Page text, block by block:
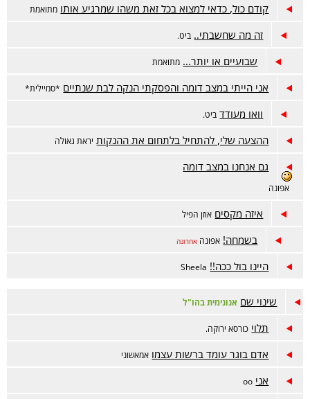
קודם כול, כדאי למצוא בכל זאת משהו שמרגיע אותו מתואמת
זה מה שחשבתי.. ביט.
שבועיים או יותר... מתואמת
אני הייתי במצב דומה והפסקתי הנקה לבת שנתיים *סמיילית*
וואו מעודד ביט.
ההצעה שלי, להתחיל בלתחום את ההנקות יראת גאולה
גם אנחנו במצב דומה
אפונה
איזה מקסים אוזן הפיל
בשמחה! אפונה אחרונה
היינו בול ככה!! Sheela
שינוי שם אנונימית בהו"ל
תלוי כורסא ירוקה.
אדם בוגר עומד ברשות עצמו אמאשוני
אני oo